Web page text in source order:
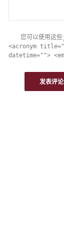
您可以使用这些
<acronym
datetime="">